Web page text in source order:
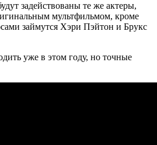
задействованы те же актеры,
мультфильмом, кроме
займутся Хэри Пэйтон и Брукс
уже в этом году, но точные